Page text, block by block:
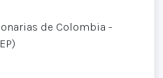
de Colombia -